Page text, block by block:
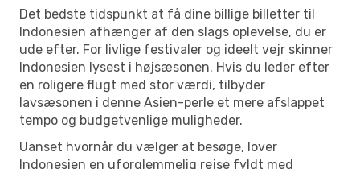
Det bedste tidspunkt at få dine billige billetter til
Indonesien afhænger af den slags oplevelse, du er
ude efter. For livlige festivaler og ideelt vejr skinner
Indonesien lysest i højsæsonen. Hvis du leder efter
en roligere flugt med stor værdi, tilbyder
lavsæsonen i denne Asien-perle et mere afslappet
tempo og budgetvenlige muligheder.
Uanset hvornår du vælger at besøge, lover
Indonesien en uforglemmelig rejse fyldt med